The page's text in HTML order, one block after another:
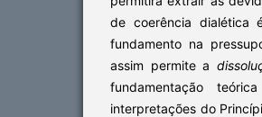
de coerência dialética
fundamento na
assim permite a
fundamentação
interpretações do